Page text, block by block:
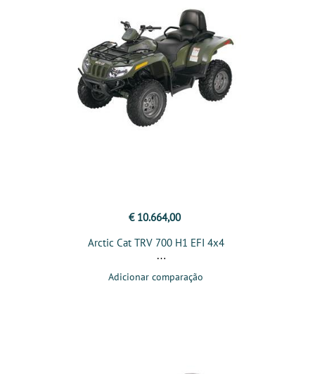
€ 10.664,00
Arctic Cat TRV 700 H1 EFI 4x4
Adicionar comparação